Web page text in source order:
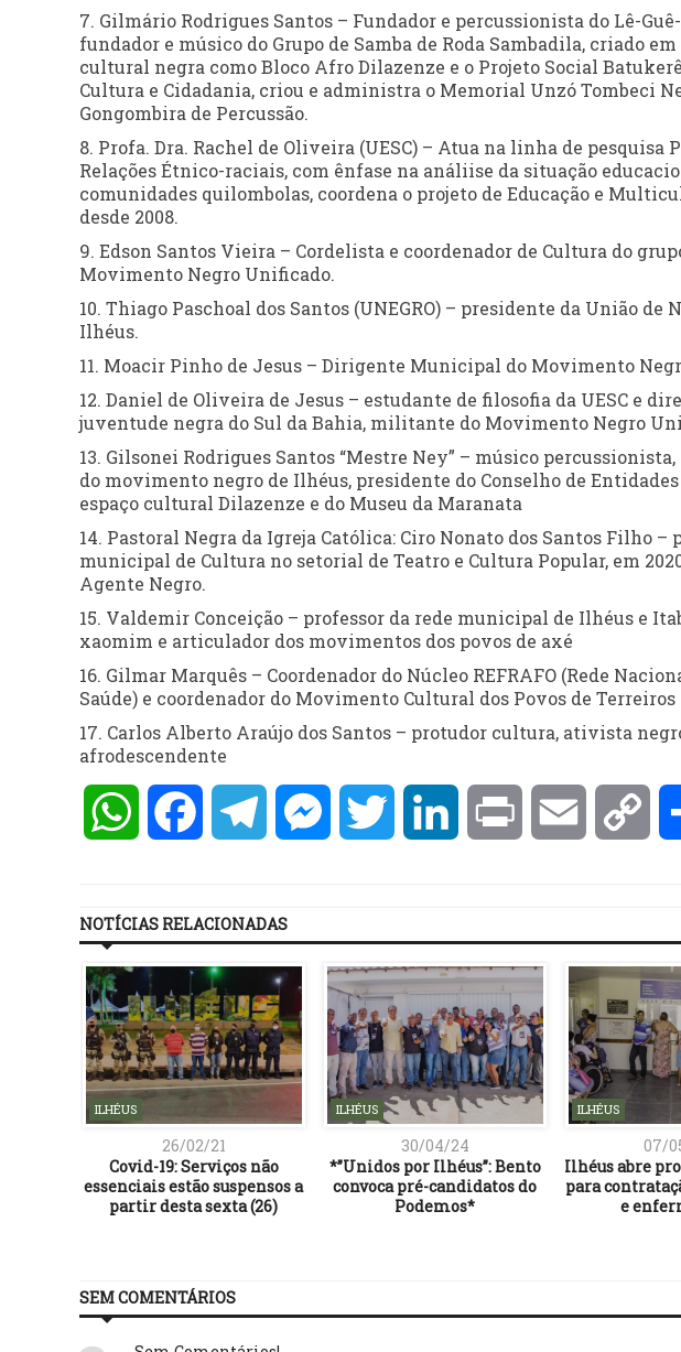
7. Gilmário Rodrigues Santos – Fundador e percussionista do Lê-
fundador e músico do Grupo de Samba de Roda Sambadila, criado
cultural negra como Bloco Afro Dilazenze e o Projeto Social
Cultura e Cidadania, criou e administra o Memorial Unzó Tombeci
Gongombira de Percussão.
8. Profa. Dra. Rachel de Oliveira (UESC) – Atua na linha de
Relações Étnico-raciais, com ênfase na análiise da situação
comunidades quilombolas, coordena o projeto de Educação e
desde 2008.
9. Edson Santos Vieira – Cordelista e coordenador de Cultura do
Movimento Negro Unificado.
10. Thiago Paschoal dos Santos (UNEGRO) – presidente da União de
Ilhéus.
11. Moacir Pinho de Jesus – Dirigente Municipal do Movimento
12. Daniel de Oliveira de Jesus – estudante de filosofia da UESC e
juventude negra do Sul da Bahia, militante do Movimento Negro
13. Gilsonei Rodrigues Santos “Mestre Ney” – músico
do movimento negro de Ilhéus, presidente do Conselho de
espaço cultural Dilazenze e do Museu da Maranata
14. Pastoral Negra da Igreja Católica: Ciro Nonato dos Santos Filho
municipal de Cultura no setorial de Teatro e Cultura Popular, em
Agente Negro.
15. Valdemir Conceição – professor da rede municipal de Ilhéus e
xaomim e articulador dos movimentos dos povos de axé
16. Gilmar Marquês – Coordenador do Núcleo REFRAFO (Rede
Saúde) e coordenador do Movimento Cultural dos Povos de Terreiros
17. Carlos Alberto Araújo dos Santos – protudor cultura, ativista
afrodescendente
WhatsAppFacebookTelegramMessengerTwitter LinkedInPrint Email
NOTÍCIAS RELACIONADAS
ILHÉUS
26/02/21
Covid-19: Serviços não
essenciais estão suspensos a
partir desta sexta (26)
ILHÉUS
30/04/24
*”Unidos por Ilhéus”: Bento
convoca pré-candidatos do
Podemos*
ILHÉUS
07/
Ilhéus abre
para
e
SEM COMENTÁRIOS